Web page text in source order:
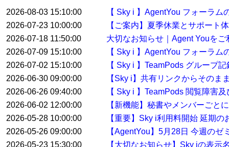
2026-08-03 15:10:00
【 Sky i 】AgentYou フォーラ
2026-07-23 10:00:00
【ご案内】夏季休業とサポート
2026-07-18 11:50:00
大切なお知らせ｜Agent Youを
2026-07-09 15:10:00
【 Sky i 】AgentYou フォーラ
2026-07-02 15:10:00
【 Sky i 】TeamPods グループ
2026-06-30 09:00:00
【Sky i】共有リンクからそのま
2026-06-26 09:40:00
【 Sky i 】TeamPods 閲覧障害
2026-06-02 12:00:00
【新機能】秘書やメンバーごと
2026-05-28 10:00:00
【重要】Sky i利用料開始 延期の
2026-05-26 09:00:00
【AgentYou】5月28日 今週の
2026-05-23 15:30:00
【大切なお知らせ】Sky iの表示